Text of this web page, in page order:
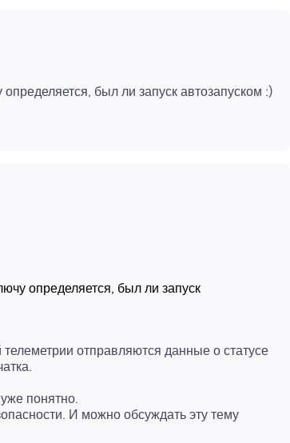
был ли запуск автозапуском :)
определяется, был ли запуск
отправляются данные о статусе
понятно.
И можно обсуждать эту тему